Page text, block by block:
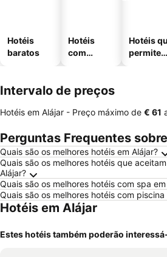
Hotéis
baratos
Hotéis
com
Hotéis
permitem
Intervalo de preços
Hotéis em Alájar - Preço máximo de ‎€ 61
Perguntas Frequentes
Quais são os melhores hotéis em Alájar?
Quais são os melhores hotéis que
Alájar?
Quais são os melhores hotéis com spa em
Quais são os melhores hotéis com piscina
Hotéis em Alájar
Estes hotéis também poderão